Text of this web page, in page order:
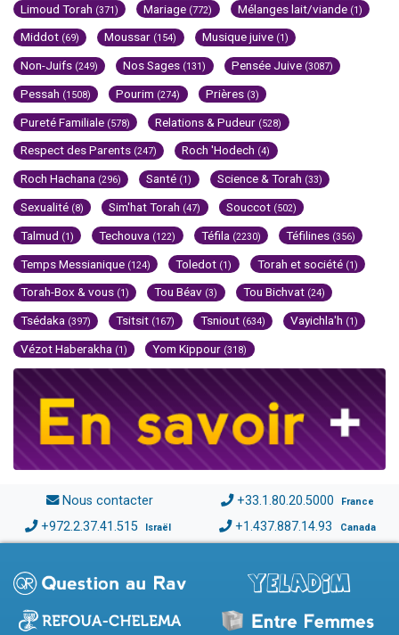
Limoud Torah (371) Mariage (772) Mélanges lait/viande (1)
Middot (69) Moussar (154) Musique juive (1)
Non-Juifs (249) Nos Sages (131) Pensée Juive (3087)
Pessah (1508) Pourim (274) Prières (3)
Pureté Familiale (578) Relations & Pudeur (528)
Respect des Parents (247) Roch 'Hodech (4)
Roch Hachana (296) Santé (1) Science & Torah (33)
Sexualité (8) Sim'hat Torah (47) Souccot (502)
Talmud (1) Techouva (122) Téfila (2230) Téfilines (356)
Temps Messianique (124) Toledot (1) Torah et société (1)
Torah-Box & vous (1) Tou Béav (3) Tou Bichvat (24)
Tsédaka (397) Tsitsit (167) Tsniout (634) Vayichla'h (1)
Vézot Haberakha (1) Yom Kippour (318)
Nous contacter +33.1.80.20.5000 France
+972.2.37.41.515 Israël +1.437.887.14.93 Canada